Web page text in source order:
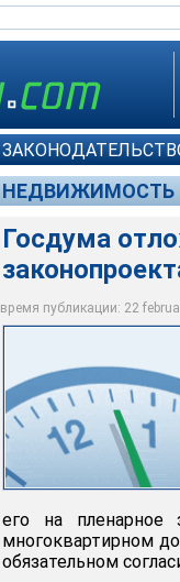
НЕДВИЖИМОСТЬ
Госдума
время публикации: 22
Moscow-Live.ru
его на пленарное
многоквартирном
обязательном